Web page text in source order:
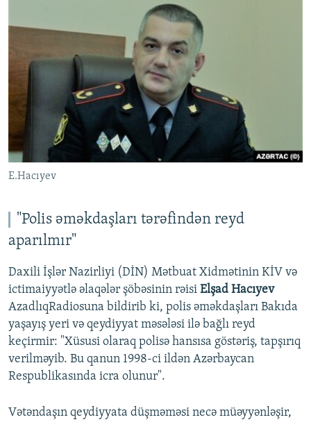
E.Hacıyev
"Polis əməkdaşları tərəfindən reyd
aparılmır"
Daxili İşlər Nazirliyi (DİN) Mətbuat Xidmətinin KİV və
ictimaiyyətlə əlaqələr şöbəsinin rəisi Elşad Hacıyev
AzadlıqRadiosuna bildirib ki, polis əməkdaşları Bakıda
yaşayış yeri və qeydiyyat məsələsi ilə bağlı reyd
keçirmir: "Xüsusi olaraq polisə hansısa göstəriş, tapşırıq
verilməyib. Bu qanun 1998-ci ildən Azərbaycan
Respublikasında icra olunur".
Vətəndaşın qeydiyyata düşməməsi necə müəyyənləşir,